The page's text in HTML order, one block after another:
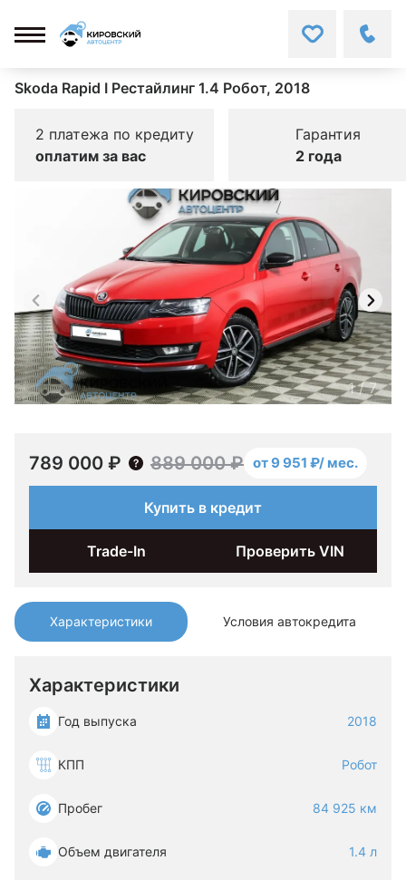
Skoda Rapid I Рестайлинг 1.4 Робот, 2018
2 платежа по кредиту
оплатим за вас
Гарантия
2 года
Характеристики Условия автокредита
Характеристики
Год выпуска 2018
КПП Робот
Пробег 84 925 км
Объем двигателя 1.4 л
1/7
789 000 ₽ 889 000 ₽ от 9 951 ₽/ мес.
Купить в кредит
Trade-In Проверить VIN